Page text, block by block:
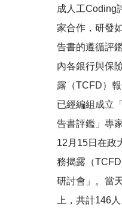
成人工Coding
家合作，研發
告書的遵循評
內各銀行與保
露（TCFD）
已經編組成立
告書評鑑」專
12月15日在政
務揭露（
研討會」。當
上，共計146